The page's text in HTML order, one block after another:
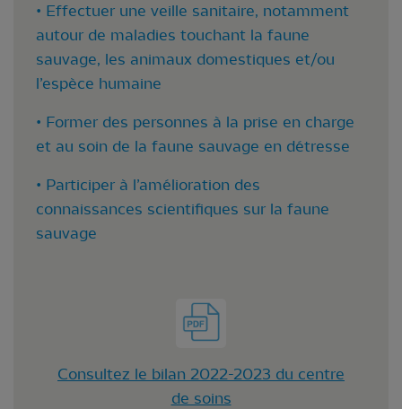
• Effectuer une veille sanitaire, notamment
autour de maladies touchant la faune
sauvage, les animaux domestiques et/ou
l’espèce humaine
• Former des personnes à la prise en charge
et au soin de la faune sauvage en détresse
• Participer à l’amélioration des
connaissances scientifiques sur la faune
sauvage
Consultez le bilan 2022-2023 du centre
de soins